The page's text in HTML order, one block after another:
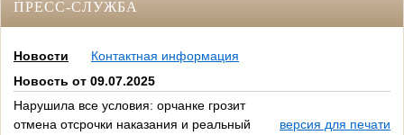
ПРЕСС-СЛУЖБА
Новости
Контактная информация
Новость от 09.07.2025
Нарушила все условия: орчанке грозит
отмена отсрочки наказания и реальный
версия для печати